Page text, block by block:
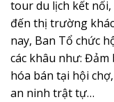
tour du lịch kết nối,
đến thị trường
nay, Ban Tổ chức
các khâu như:
hóa bán tại hội
an ninh trật tự…